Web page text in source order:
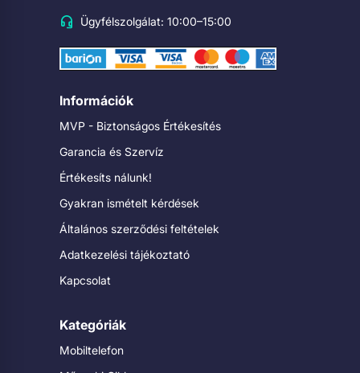
Ügyfélszolgálat: 10:00–15:00
Információk
MVP - Biztonságos Értékesítés
Garancia és Szervíz
Értékesíts nálunk!
Gyakran ismételt kérdések
Általános szerződési feltételek
Adatkezelési tájékoztató
Kapcsolat
Kategóriák
Mobiltelefon